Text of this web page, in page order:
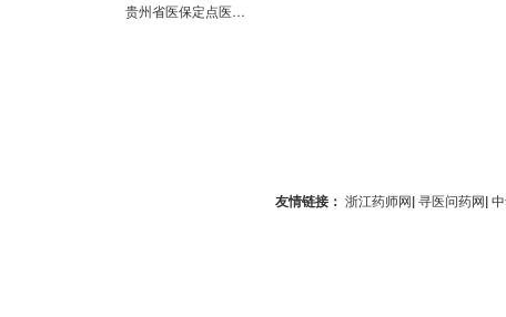
贵州省医保定点医疗机构医保服务情况表（第100分店）
友情链接： 浙江药师网| 寻医问药网|